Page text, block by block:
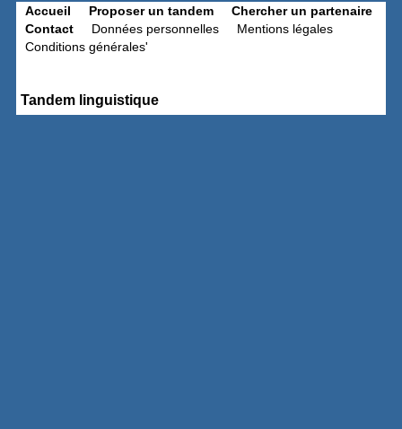
Accueil Proposer un tandem
Chercher un partenaire
Contact
Données personnelles
Mentions légales
Conditions générales'
Tandem linguistique